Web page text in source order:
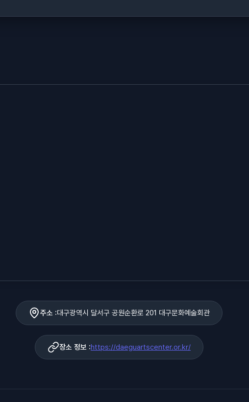
주소 :대구광역시 달서구 공원순환로 201 대구문화예술회관
장소 정보 :https://daeguartscenter.or.kr/